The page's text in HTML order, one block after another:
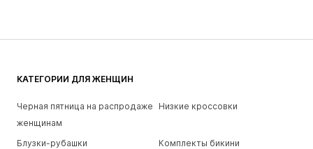
КАТЕГОРИИ ДЛЯ ЖЕНЩИН
Черная пятница на распродаже
женщинам
Низкие кроссовки
Блузки-рубашки
Комплекты бикини